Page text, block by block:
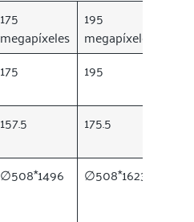
175
megapíxeles
195
megapíxeles
175 195
157.5 175.5
∅508*1496 ∅508*1623